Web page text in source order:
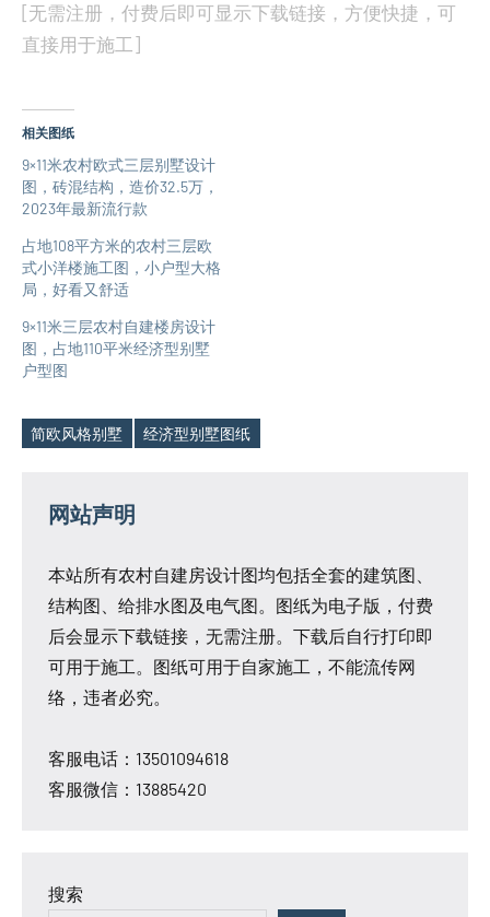
[无需注册，付费后即可显示下载链接，方便快捷，可
直接用于施工]
相关图纸
9×11米农村欧式三层别墅设计
图，砖混结构，造价32.5万，
2023年最新流行款
占地108平方米的农村三层欧
式小洋楼施工图，小户型大格
局，好看又舒适
9×11米三层农村自建楼房设计
图，占地110平米经济型别墅
户型图
Tags
简欧风格别墅 经济型别墅图纸
网站声明
本站所有农村自建房设计图均包括全套的建筑图、
结构图、给排水图及电气图。图纸为电子版，付费
后会显示下载链接，无需注册。下载后自行打印即
可用于施工。图纸可用于自家施工，不能流传网
络，违者必究。
客服电话：13501094618
客服微信：13885420
搜索